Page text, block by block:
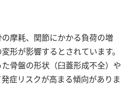
摩耗、関節にかかる負荷の増
形が影響するとされています。
骨盤の形状（臼蓋形成不全）や
症リスクが高まる傾向がありま